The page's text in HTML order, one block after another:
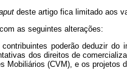
deste artigo fica limitado aos
as seguintes alterações:
poderão deduzir do
dos direitos de
(CVM), e os